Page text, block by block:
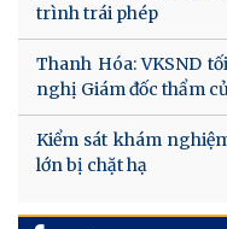
trình trái phép
Thanh Hóa: VKSND
nghị Giám đốc thẩm
Kiểm sát khám
lớn bị chặt hạ